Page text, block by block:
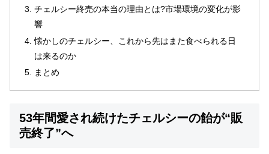
チェルシー終売の本当の理由とは?市場環境の変化が影
響
懐かしのチェルシー、これから先はまた食べられる日
は来るのか
まとめ
53年間愛され続けたチェルシーの飴が“販
売終了”へ